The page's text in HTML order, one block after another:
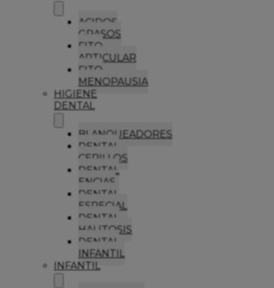
ACIDOS
GRASOS
FITO
ARTICULAR
FITO
MENOPAUSIA
HIGIENE
DENTAL
BLANQUEADORES
DENTAL
CEPILLOS
DENTAL
ENCIAS
DENTAL
ESPECIAL
DENTAL
HALITOSIS
DENTAL
INFANTIL
INFANTIL